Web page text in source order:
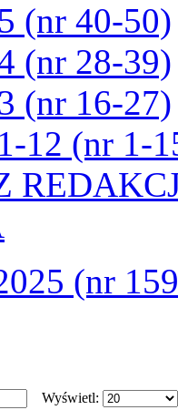
(nr 40-50)
(nr 28-39)
(nr 16-27)
12 (nr 1-
(nr
Wyświetl: